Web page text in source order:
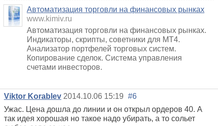
Автоматизация торговли на финансовых рынках
www.kimiv.ru
Автоматизация торговли на финансовых рынках.
Индикаторы, скрипты, советники для МТ4.
Анализатор портфелей торговых систем.
Копирование сделок. Система управления
счетами инвесторов.
Viktor Korablev 2014.10.06 15:19 #6
Ужас. Цена дошла до линии и он открыл ордеров 40. А
так идея хорошая но такое надо убирать, а то сольет